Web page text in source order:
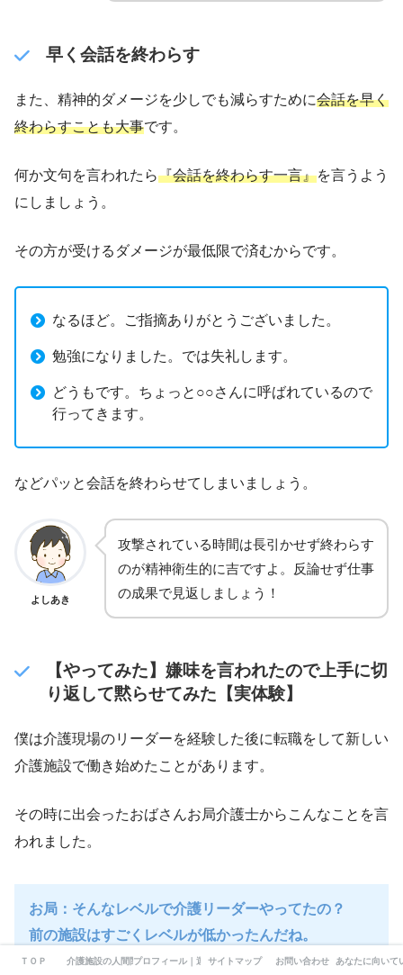
早く会話を終わらす
また、精神的ダメージを少しでも減らすために会話を早く
終わらすことも大事です。
何か文句を言われたら『会話を終わらす一言』を言うよう
にしましょう。
その方が受けるダメージが最低限で済むからです。
なるほど。ご指摘ありがとうございました。
勉強になりました。では失礼します。
どうもです。ちょっと○○さんに呼ばれているので
行ってきます。
などパッと会話を終わらせてしまいましょう。
よしあき
攻撃されている時間は長引かせず終わらす
のが精神衛生的に吉ですよ。反論せず仕事
の成果で見返しましょう！
【やってみた】嫌味を言われたので上手に切
り返して黙らせてみた【実体験】
僕は介護現場のリーダーを経験した後に転職をして新しい
介護施設で働き始めたことがあります。
その時に出会ったおばさんお局介護士からこんなことを言
われました。
お局：そんなレベルで介護リーダーやってたの？
前の施設はすごくレベルが低かったんだね。
ＴＯＰ 介護施設の人間関係プロフィール｜運営者情報
サイトマップ お問い合わせ あなたに向いて